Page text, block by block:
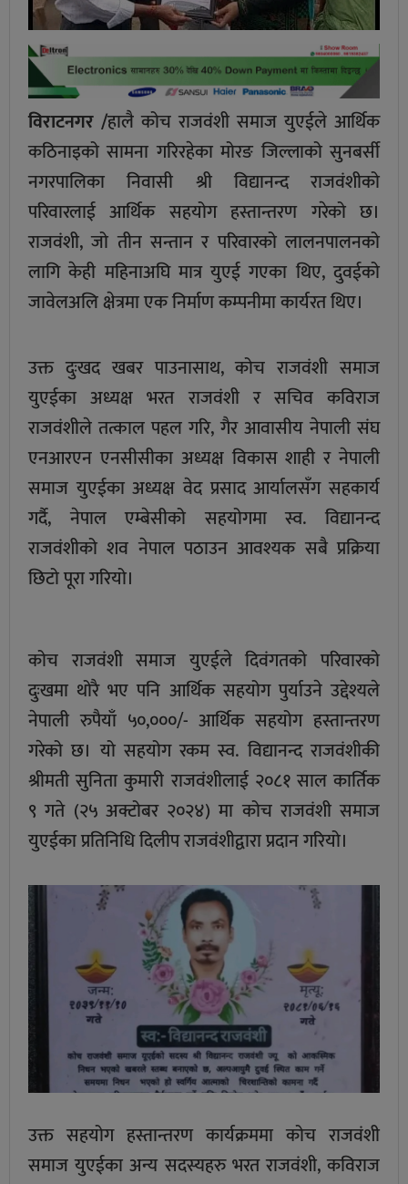
विराटनगर /हालै कोच राजवंशी समाज युएईले आर्थिक
कठिनाइको सामना गरिरहेका मोरङ जिल्लाको सुनबर्सी
नगरपालिका निवासी श्री विद्यानन्द राजवंशीको
परिवारलाई आर्थिक सहयोग हस्तान्तरण गरेको छ।
राजवंशी, जो तीन सन्तान र परिवारको लालनपालनको
लागि केही महिनाअघि मात्र युएई गएका थिए, दुवईको
जावेलअलि क्षेत्रमा एक निर्माण कम्पनीमा कार्यरत थिए।
उक्त दुःखद खबर पाउनासाथ, कोच राजवंशी समाज
युएईका अध्यक्ष भरत राजवंशी र सचिव कविराज
राजवंशीले तत्काल पहल गरि, गैर आवासीय नेपाली संघ
एनआरएन एनसीसीका अध्यक्ष विकास शाही र नेपाली
समाज युएईका अध्यक्ष वेद प्रसाद आर्यालसँग सहकार्य
गर्दै, नेपाल एम्बेसीको सहयोगमा स्व. विद्यानन्द
राजवंशीको शव नेपाल पठाउन आवश्यक सबै प्रक्रिया
छिटो पूरा गरियो।
कोच राजवंशी समाज युएईले दिवंगतको परिवारको
दुःखमा थोरै भए पनि आर्थिक सहयोग पुर्याउने उद्देश्यले
नेपाली रुपैयाँ ५०,०००/- आर्थिक सहयोग हस्तान्तरण
गरेको छ। यो सहयोग रकम स्व. विद्यानन्द राजवंशीकी
श्रीमती सुनिता कुमारी राजवंशीलाई २०८१ साल कार्तिक
९ गते (२५ अक्टोबर २०२४) मा कोच राजवंशी समाज
युएईका प्रतिनिधि दिलीप राजवंशीद्वारा प्रदान गरियो।
उक्त सहयोग हस्तान्तरण कार्यक्रममा कोच राजवंशी
समाज युएईका अन्य सदस्यहरु भरत राजवंशी, कविराज